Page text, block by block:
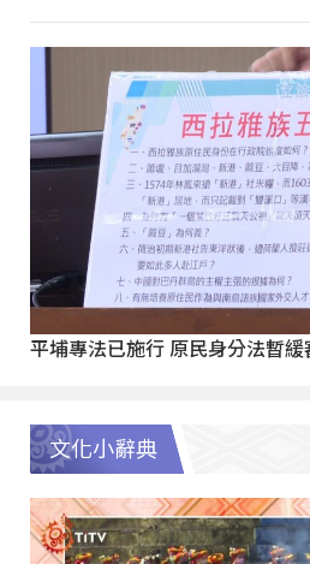
平埔專法已施行 原民身分法暫緩
文化小辭典